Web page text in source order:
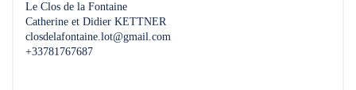
Le Clos de la Fontaine
Catherine et Didier KETTNER
closdelafontaine.lot@gmail.com
+33781767687